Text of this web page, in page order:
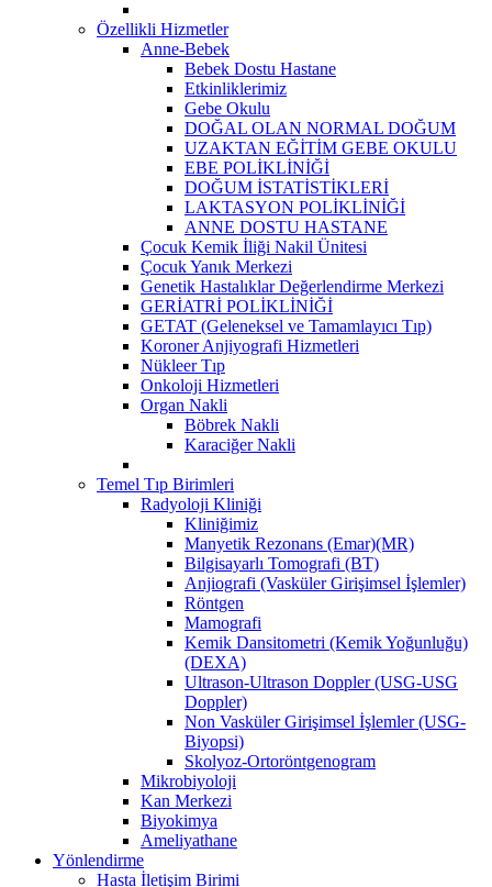
Özellikli Hizmetler
Anne-Bebek
Bebek Dostu Hastane
Etkinliklerimiz
Gebe Okulu
DOĞAL OLAN NORMAL DOĞUM
UZAKTAN EĞİTİM GEBE OKULU
EBE POLİKLİNİĞİ
DOĞUM İSTATİSTİKLERİ
LAKTASYON POLİKLİNİĞİ
ANNE DOSTU HASTANE
Çocuk Kemik İliği Nakil Ünitesi
Çocuk Yanık Merkezi
Genetik Hastalıklar Değerlendirme Merkezi
GERİATRİ POLİKLİNİĞİ
GETAT (Geleneksel ve Tamamlayıcı Tıp)
Koroner Anjiyografi Hizmetleri
Nükleer Tıp
Onkoloji Hizmetleri
Organ Nakli
Böbrek Nakli
Karaciğer Nakli
Temel Tıp Birimleri
Radyoloji Kliniği
Kliniğimiz
Manyetik Rezonans (Emar)(MR)
Bilgisayarlı Tomografi (BT)
Anjiografi (Vasküler Girişimsel İşlemler)
Röntgen
Mamografi
Kemik Dansitometri (Kemik Yoğunluğu)
(DEXA)
Ultrason-Ultrason Doppler (USG-USG
Doppler)
Non Vasküler Girişimsel İşlemler (USG-
Biyopsi)
Skolyoz-Ortoröntgenogram
Mikrobiyoloji
Kan Merkezi
Biyokimya
Ameliyathane
Yönlendirme
Hasta İletişim Birimi